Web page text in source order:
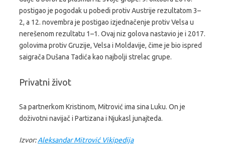
postigao je pogodak u pobedi protiv Austrije rezultatom 3–
2, a 12. novembra je postigao izjednačenje protiv Velsa u
nerešenom rezultatu 1–1. Ovaj niz golova nastavio je i 2017.
golovima protiv Gruzije, Velsa i Moldavije, čime je bio ispred
saigrača Dušana Tadića kao najbolji strelac grupe.
Privatni život
Sa partnerkom Kristinom, Mitrović ima sina Luku. On je
doživotni navijač i Partizana i Njukasl junajteda.
Izvor:Aleksandar Mitrović Vikipedija